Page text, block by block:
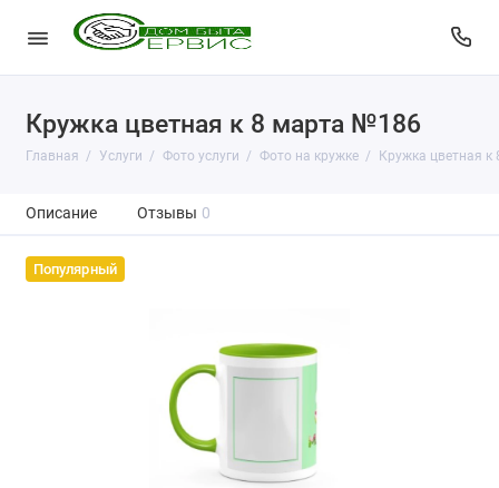
Кружка цветная к 8 марта №186
Главная Услуги Фото услуги Фото на кружке Кружка цветная
Описание Отзывы 0
Популярный